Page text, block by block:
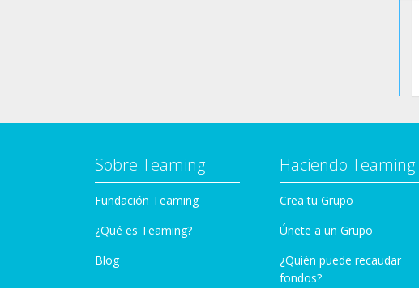
Sobre Teaming
Fundación Teaming
¿Qué es Teaming?
Blog
Haciendo Teaming
Crea tu Grupo
Únete a un Grupo
¿Quién puede recaudar
fondos?